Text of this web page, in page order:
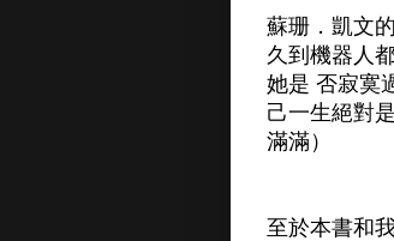
蘇珊．凱文
久到機器人
她是 否寂寞
己一生絕對
滿滿）
至於本書和